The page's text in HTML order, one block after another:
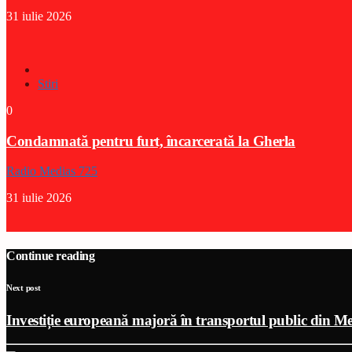
31 iulie 2026
Stiri
0
Condamnată pentru furt, încarcerată la Gherla
Radio Medias 725
31 iulie 2026
Continue reading
Next post
Investiție europeană majoră în transportul public din